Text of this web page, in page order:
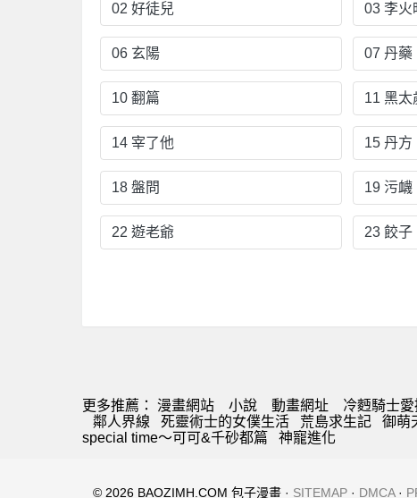
02 好徒兒 03 李火
06 玄陽 07 丹藥
10 翻篇 11 黑太
14 宰了他 15 丹方
18 盤問 19 污衊
22 遊老爺 23 餃子
更多推薦： 漫畫網站 小說 動畫網址 冷麪騎士
鄰人界線
死靈術士的女僕生活 荒島求生記 御萌
special time～可可&千砂都篇
神寵進化
© 2026 BAOZIMH.COM 包子漫畫 · SITEMAP · DMCA·